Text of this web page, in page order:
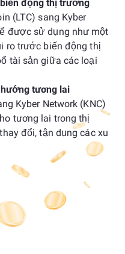
động thị trường
(LTC) sang Kyber
được sử dụng như một
ro trước biến động thị
tài sản giữa các loại
hướng tương lai
Kyber Network (KNC)
tương lai trong thị
đổi, tận dụng các xu